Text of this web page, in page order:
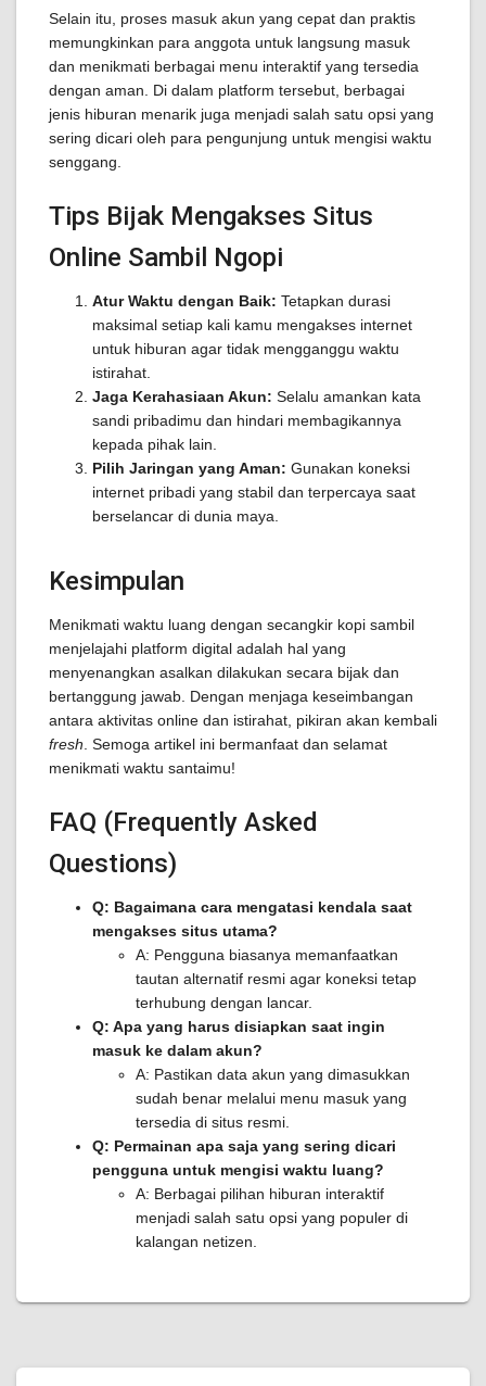
Selain itu, proses masuk akun yang cepat dan praktis
memungkinkan para anggota untuk langsung masuk
dan menikmati berbagai menu interaktif yang tersedia
dengan aman. Di dalam platform tersebut, berbagai
jenis hiburan menarik juga menjadi salah satu opsi yang
sering dicari oleh para pengunjung untuk mengisi waktu
senggang.
Tips Bijak Mengakses Situs
Online Sambil Ngopi
Atur Waktu dengan Baik: Tetapkan durasi
maksimal setiap kali kamu mengakses internet
untuk hiburan agar tidak mengganggu waktu
istirahat.
Jaga Kerahasiaan Akun: Selalu amankan kata
sandi pribadimu dan hindari membagikannya
kepada pihak lain.
Pilih Jaringan yang Aman: Gunakan koneksi
internet pribadi yang stabil dan terpercaya saat
berselancar di dunia maya.
Kesimpulan
Menikmati waktu luang dengan secangkir kopi sambil
menjelajahi platform digital adalah hal yang
menyenangkan asalkan dilakukan secara bijak dan
bertanggung jawab. Dengan menjaga keseimbangan
antara aktivitas online dan istirahat, pikiran akan kembali
fresh . Semoga artikel ini bermanfaat dan selamat
menikmati waktu santaimu!
FAQ (Frequently Asked
Questions)
Q: Bagaimana cara mengatasi kendala saat
mengakses situs utama?
A: Pengguna biasanya memanfaatkan
tautan alternatif resmi agar koneksi tetap
terhubung dengan lancar.
Q: Apa yang harus disiapkan saat ingin
masuk ke dalam akun?
A: Pastikan data akun yang dimasukkan
sudah benar melalui menu masuk yang
tersedia di situs resmi.
Q: Permainan apa saja yang sering dicari
pengguna untuk mengisi waktu luang?
A: Berbagai pilihan hiburan interaktif
menjadi salah satu opsi yang populer di
kalangan netizen.